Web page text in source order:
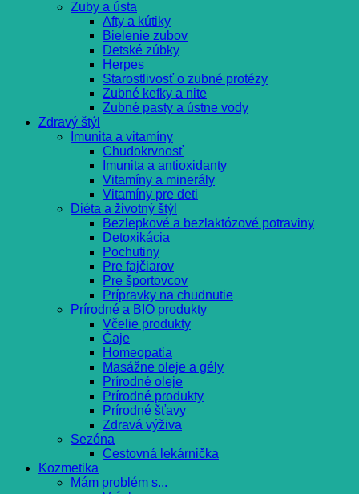
Zuby a ústa
Afty a kútiky
Bielenie zubov
Detské zúbky
Herpes
Starostlivosť o zubné protézy
Zubné kefky a nite
Zubné pasty a ústne vody
Zdravý štýl
Imunita a vitamíny
Chudokrvnosť
Imunita a antioxidanty
Vitamíny a minerály
Vitamíny pre deti
Diéta a životný štýl
Bezlepkové a bezlaktózové potraviny
Detoxikácia
Pochutiny
Pre fajčiarov
Pre športovcov
Prípravky na chudnutie
Prírodné a BIO produkty
Včelie produkty
Čaje
Homeopatia
Masážne oleje a gély
Prírodné oleje
Prírodné produkty
Prírodné šťavy
Zdravá výživa
Sezóna
Cestovná lekárnička
Kozmetika
Mám problém s...